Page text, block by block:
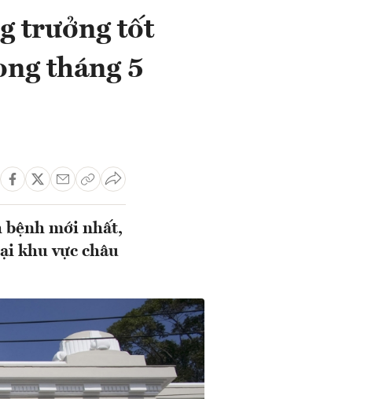
trưởng tốt
tháng 5
bệnh mới nhất,
khu vực châu